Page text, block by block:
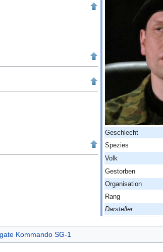
Geschlecht
Spezies
Volk
Gestorben
Organisation
Rang
Darsteller
Kommando SG-1